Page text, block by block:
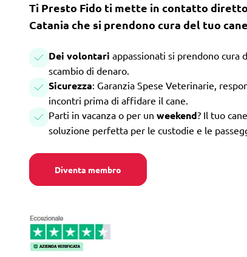
Ti Presto Fido ti mette in contatto
Catania che si prendono cura del tuo
Dei volontari appassionati si prendono cura
scambio di denaro.
Sicurezza: Garanzia Spese Veterinarie,
incontri prima di affidare il cane.
Parti in vacanza o per un weekend? Il tuo
soluzione perfetta per le custodie e le
Diventa membro